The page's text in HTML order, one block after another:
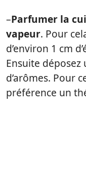
–Parfumer la
vapeur. Pour
d’environ 1 cm
Ensuite
d’arômes. Pour
préférence un